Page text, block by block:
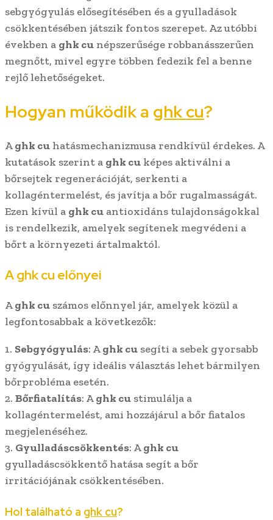
sebgyógyulás elősegítésében és a gyulladások
csökkentésében játszik fontos szerepet. Az utóbbi
években a ghk cu népszerűsége robbanásszerűen
megnőtt, mivel egyre többen fedezik fel a benne
rejlő lehetőségeket.
Hogyan működik a ghk cu?
Aghk cu hatásmechanizmusa rendkívül érdekes. A
kutatások szerint a ghk cu képes aktiválni a
bőrsejtek regenerációját, serkenti a
kollagéntermelést, és javítja a bőr rugalmasságát.
Ezen kívül a ghk cu antioxidáns tulajdonságokkal
is rendelkezik, amelyek segítenek megvédeni a
bőrt a környezeti ártalmaktól.
Aghk cu előnyei
Aghk cu számos előnnyel jár, amelyek közül a
legfontosabbak a következők:
1. Sebgyógyulás: Aghk cu segíti a sebek gyorsabb
gyógyulását, így ideális választás lehet bármilyen
bőrprobléma esetén.
2. Bőrfiatalítás: Aghk cu stimulálja a
kollagéntermelést, ami hozzájárul a bőr fiatalos
megjelenéséhez.
3. Gyulladáscsökkentés: Aghk cu
gyulladáscsökkentő hatása segít a bőr
irritációjának csökkentésében.
Hol található a ghk cu?